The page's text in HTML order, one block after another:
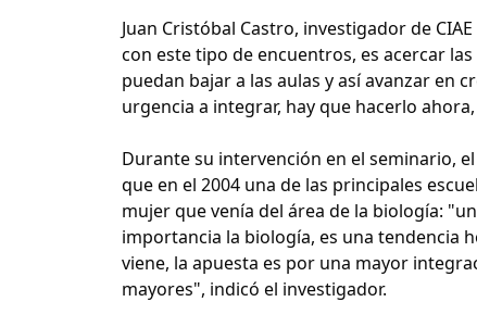
Juan Cristóbal Castro, investigador de
con este tipo de encuentros, es acercar
puedan bajar a las aulas y así avanzar en
urgencia a integrar, hay que hacerlo
Durante su intervención en el seminario,
que en el 2004 una de las principales
mujer que venía del área de la biología:
importancia la biología, es una tendencia
viene, la apuesta es por una mayor
mayores", indicó el investigador.